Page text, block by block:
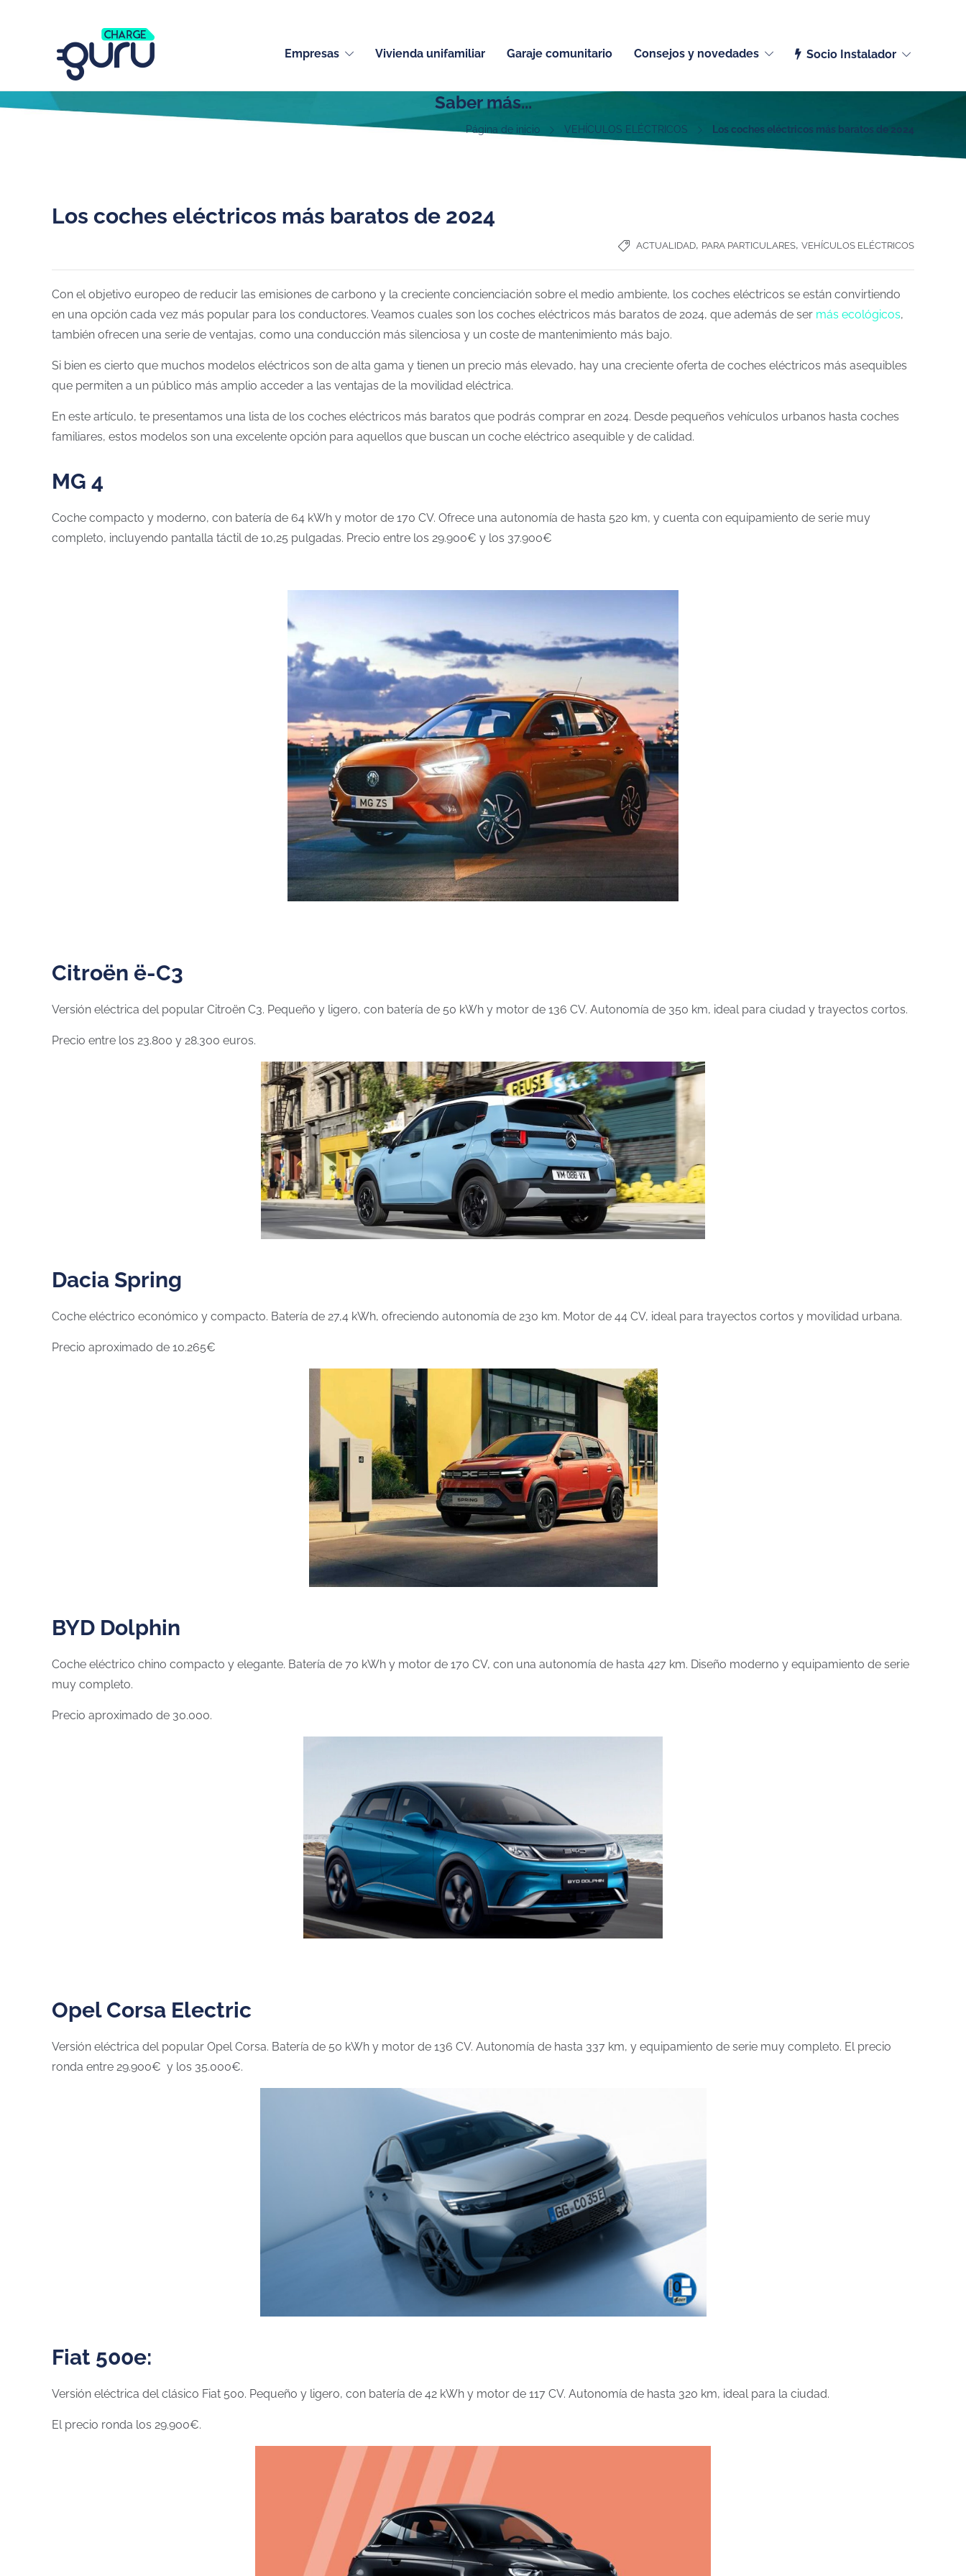
Empresas Vivienda unifamiliar Garaje comunitario Consejos y novedades Socio Instalador
Saber más...
Página de inicio VEHÍCULOS ELÉCTRICOS Los coches eléctricos más baratos de 2024
Los coches eléctricos más baratos de 2024
ACTUALIDAD, PARA PARTICULARES, VEHÍCULOS ELÉCTRICOS
Con el objetivo europeo de reducir las emisiones de carbono y la creciente concienciación sobre el medio ambiente, los coches eléctricos se están convirtiendo
en una opción cada vez más popular para los conductores. Veamos cuales son los coches eléctricos más baratos de 2024, que además de ser más ecológicos,
también ofrecen una serie de ventajas, como una conducción más silenciosa y un coste de mantenimiento más bajo.
Si bien es cierto que muchos modelos eléctricos son de alta gama y tienen un precio más elevado, hay una creciente oferta de coches eléctricos más asequibles
que permiten a un público más amplio acceder a las ventajas de la movilidad eléctrica.
En este artículo, te presentamos una lista de los coches eléctricos más baratos que podrás comprar en 2024. Desde pequeños vehículos urbanos hasta coches
familiares, estos modelos son una excelente opción para aquellos que buscan un coche eléctrico asequible y de calidad.
MG 4
Coche compacto y moderno, con batería de 64 kWh y motor de 170 CV. Ofrece una autonomía de hasta 520 km, y cuenta con equipamiento de serie muy
completo, incluyendo pantalla táctil de 10,25 pulgadas. Precio entre los 29.900€ y los 37.900€
Citroën ë-C3
Versión eléctrica del popular Citroën C3. Pequeño y ligero, con batería de 50 kWh y motor de 136 CV. Autonomía de 350 km, ideal para ciudad y trayectos cortos.
Precio entre los 23.800 y 28.300 euros.
Dacia Spring
Coche eléctrico económico y compacto. Batería de 27,4 kWh, ofreciendo autonomía de 230 km. Motor de 44 CV, ideal para trayectos cortos y movilidad urbana.
Precio aproximado de 10.265€
BYD Dolphin
Coche eléctrico chino compacto y elegante. Batería de 70 kWh y motor de 170 CV, con una autonomía de hasta 427 km. Diseño moderno y equipamiento de serie
muy completo.
Precio aproximado de 30.000.
Opel Corsa Electric
Versión eléctrica del popular Opel Corsa. Batería de 50 kWh y motor de 136 CV. Autonomía de hasta 337 km, y equipamiento de serie muy completo. El precio
ronda entre 29.900€ y los 35.000€.
Fiat 500e:
Versión eléctrica del clásico Fiat 500. Pequeño y ligero, con batería de 42 kWh y motor de 117 CV. Autonomía de hasta 320 km, ideal para la ciudad.
El precio ronda los 29.900€.